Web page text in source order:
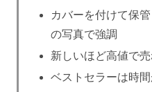
カバーを付けて保
の写真で強調
新しいほど高値で売
ベストセラーは時